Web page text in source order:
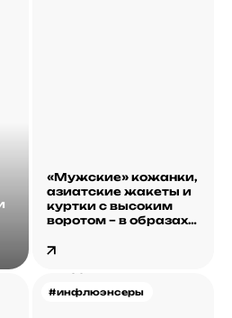
«Мужские» кожанки,
азиатские жакеты и
куртки с высоким
воротом – в образах
#инфлюэнсеры